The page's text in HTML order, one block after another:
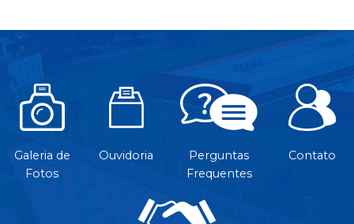
Galeria de
Fotos
Ouvidoria
Perguntas
Frequentes
Contato